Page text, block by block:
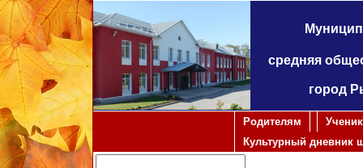
средняя
город
Родителям
Культурный дневник